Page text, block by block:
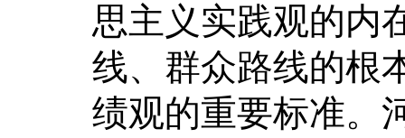
思主义实践观的内
线、群众路线的根
绩观的重要标准。